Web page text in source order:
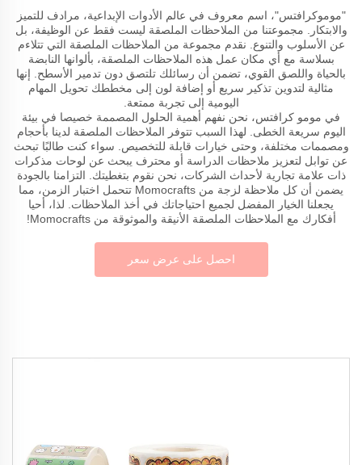
"موموكرافتس"، اسم معروف في عالم الأدوات الإبداعية، مرادف للتميز
والابتكار. مجموعتنا من الملاحظات الملصقة ليست فقط عن الوظيفة، بل
عن الأسلوب والتنوع. نقدم مجموعة من الملاحظات الملصقة التي تتلاءم
بسلاسة مع أي مكان عمل هذه الملاحظات الملصقة، بألوانها النابضة
بالحياة واللصق القوي، تضمن أن رسائلك تلتصق دون تدمير الأسطح. إنها
مثالية لتدوين تذكير سريع أو إضافة لون إلى مخططك تحويل المهام
اليومية إلى تجربة ممتعة.
في مومو كرافتس، نحن نفهم أهمية الحلول المصممة خصيصا في بيئة
اليوم سريعة الخطى. لهذا السبب تتوفر الملاحظات الملصقة لدينا بأحجام
ومصممات مختلفة، وحتى خيارات قابلة للتخصيص. سواء كنت طالبًا تبحث
عن توابل لتعزيز ملاحظات الدراسة أو محترف يبحث عن لوحات مذكرات
ذات علامة تجارية لأحداث الشركات، نحن نقوم بتغطيتك. التزامنا بالجودة
يضمن أن كل ملاحظة لزجة من Momocrafts تتحمل اختبار الزمن، مما
يجعلنا الخيار المفضل لجميع احتياجاتك في أخذ الملاحظات. لذا، أحيا
أفكارك مع الملاحظات الملصقة الأنيقة والموثوقة من Momocrafts!
احصل على عرض سعر